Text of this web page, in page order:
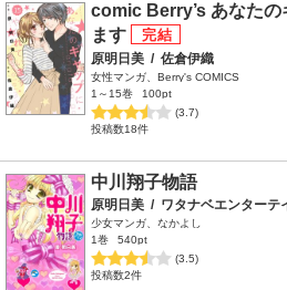
comic Berry’s あなた
ます
原明日美 / 佐倉伊織
女性マンガ、Berry's COMICS
1～15巻
100pt
(3.7)
投稿数18件
中川翔子物語
原明日美 / ワタナベエンターテ
少女マンガ、なかよし
1巻
540pt
(3.5)
投稿数2件